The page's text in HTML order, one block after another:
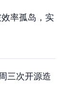
率孤岛，实
三次开源造